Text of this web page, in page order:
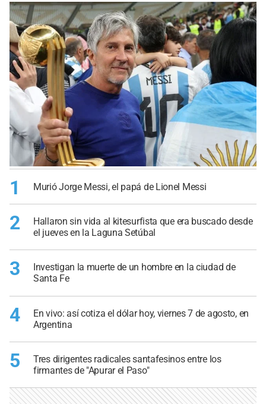
1 Murió Jorge Messi, el papá de Lionel Messi
2
Hallaron sin vida al kitesurfista que era buscado desde
el jueves en la Laguna Setúbal
3
Investigan la muerte de un hombre en la ciudad de
Santa Fe
4
En vivo: así cotiza el dólar hoy, viernes 7 de agosto, en
Argentina
5
Tres dirigentes radicales santafesinos entre los
firmantes de "Apurar el Paso"